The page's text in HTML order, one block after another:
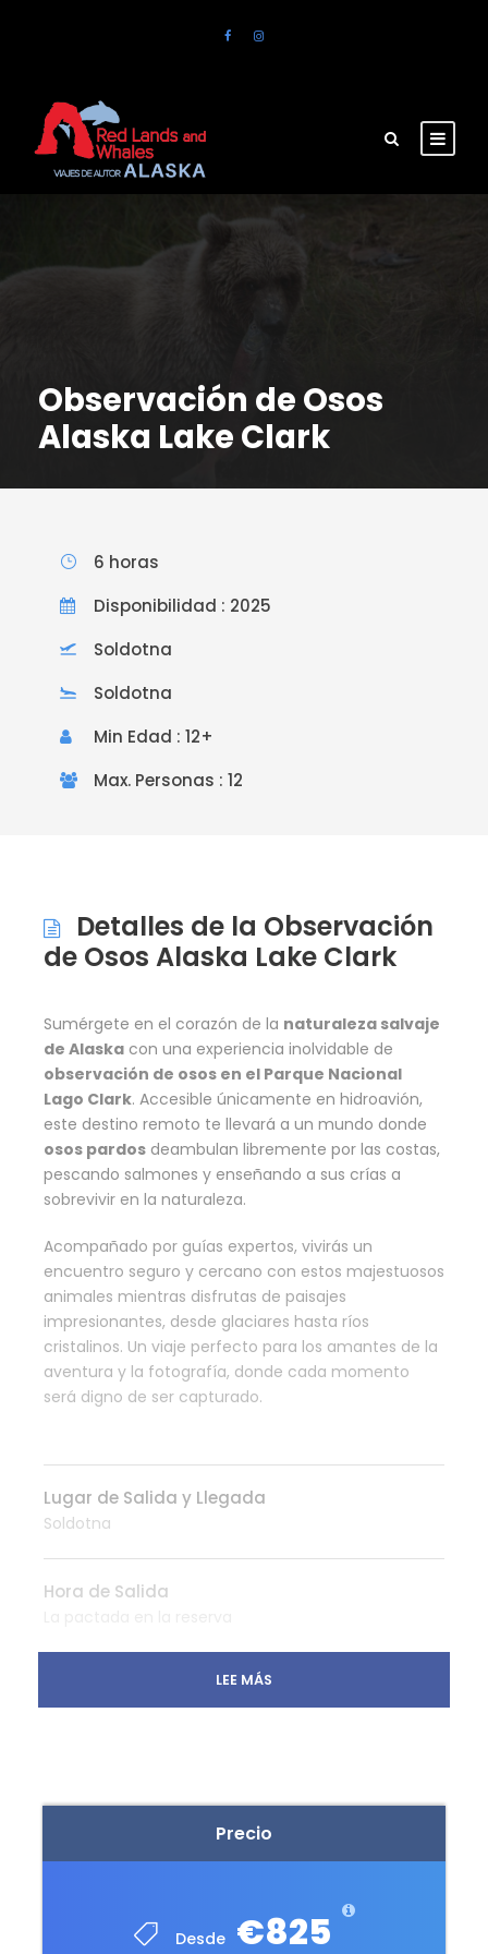
Observación de Osos
Alaska Lake Clark
Precio
Desde €825
6 horas
Disponibilidad : 2025
Soldotna
Soldotna
Min Edad : 12+
Max. Personas : 12
Detalles de la Observación
de Osos Alaska Lake Clark
Sumérgete en el corazón de la naturaleza salvaje
de Alaska con una experiencia inolvidable de
observación de osos en el Parque Nacional
Lago Clark. Accesible únicamente en hidroavión,
este destino remoto te llevará a un mundo donde
osos pardos deambulan libremente por las costas,
pescando salmones y enseñando a sus crías a
sobrevivir en la naturaleza.
Acompañado por guías expertos, vivirás un
encuentro seguro y cercano con estos majestuosos
animales mientras disfrutas de paisajes
impresionantes, desde glaciares hasta ríos
cristalinos. Un viaje perfecto para los amantes de la
aventura y la fotografía, donde cada momento
será digno de ser capturado.
Lugar de Salida y Llegada
Soldotna
Hora de Salida
Vuelo en Hidroavión al lugar
Cualquier otra cosa no especificada como
incluida
LEE MÁS